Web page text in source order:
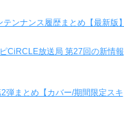
ンナンス履歴まとめ【最新版】
CiRCLE放送局 第27回の新情報
弾まとめ【カバー/期間限定スキ